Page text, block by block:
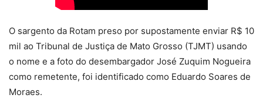
O sargento da Rotam preso por supostamente enviar R$ 10
mil ao Tribunal de Justiça de Mato Grosso (TJMT) usando
o nome e a foto do desembargador José Zuquim Nogueira
como remetente, foi identificado como Eduardo Soares de
Moraes.